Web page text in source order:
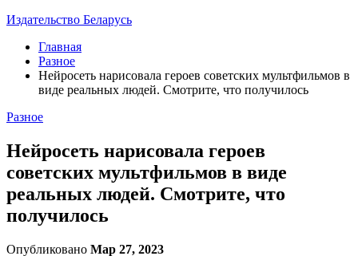
Издательство Беларусь
Главная
Разное
Нейросеть нарисовала героев советских мультфильмов в
виде реальных людей. Смотрите, что получилось
Разное
Нейросеть нарисовала героев
советских мультфильмов в виде
реальных людей. Смотрите, что
получилось
Опубликовано Мар 27, 2023